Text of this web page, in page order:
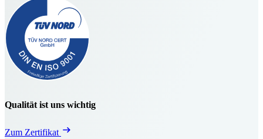
Qualität ist uns wichtig
Zum Zertifikat